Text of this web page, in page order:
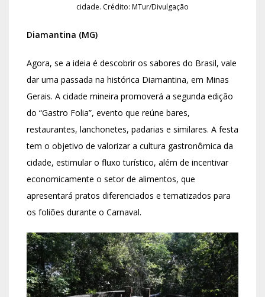
cidade. Crédito: MTur/Divulgação
Diamantina (MG)
Agora, se a ideia é descobrir os sabores do Brasil, vale
dar uma passada na histórica Diamantina, em Minas
Gerais. A cidade mineira promoverá a segunda edição
do “Gastro Folia”, evento que reúne bares,
restaurantes, lanchonetes, padarias e similares. A festa
tem o objetivo de valorizar a cultura gastronômica da
cidade, estimular o fluxo turístico, além de incentivar
economicamente o setor de alimentos, que
apresentará pratos diferenciados e tematizados para
os foliões durante o Carnaval.